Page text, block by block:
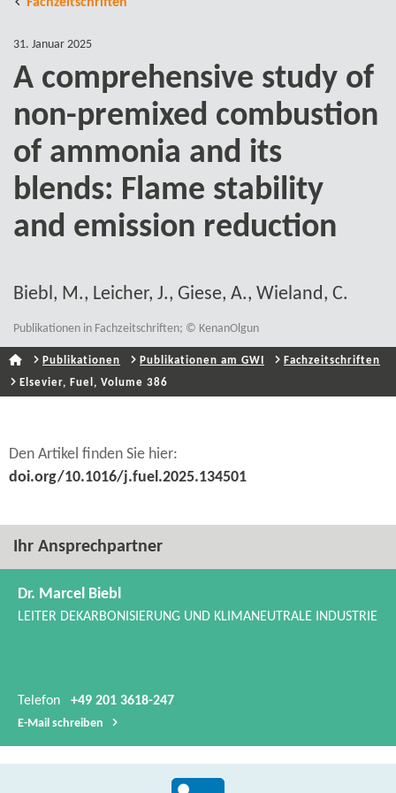
Fachzeitschriften
31. Januar 2025
A comprehensive study of
non-​premixed combustion
of ammonia and its
blends: Flame stability
and emission reduction
Biebl, M., Leicher, J., Giese, A., Wieland, C.
Publikationen in Fachzeitschriften; © KenanOlgun
Publikationen Publikationen am GWI
Fachzeitschriften
Elsevier, Fuel, Volume 386
Den Artikel finden Sie hier:
doi.org/10.1016/j.fuel.2025.134501
Ihr Ansprechpartner
Dr. Marcel Biebl
LEITER DEKARBONISIERUNG UND KLIMANEUTRALE INDUSTRIE
Telefon +49 201 3618-247
E-​Mail schreiben